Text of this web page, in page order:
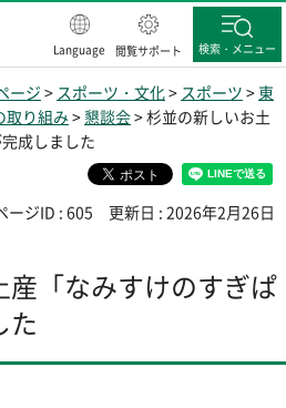
Language 閲覧サポート 検索・メニュー
ージ > スポーツ・文化> スポーツ > 東
取り組み > 懇談会> 杉並の新しいお土
成しました
ージID : 605 更新日 : 2026年2月26日
「なみすけのすぎぱ
た